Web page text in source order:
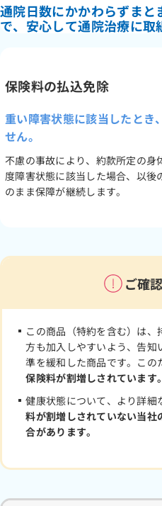
通院日数にかかわらずま
で、安心して通院治療に取
保険料の払込免除
重い障害状態に該当したとき
せん。
不慮の事故により、約款所定の身
度障害状態に該当した場合、以後
のまま保障が継続します。
ご確
この商品（特約を含む）は
方も加入しやすいよう、告
準を緩和した商品です。この
保険料が割増しされています。
健康状態について、より詳
料が割増しされていない当
合があります。